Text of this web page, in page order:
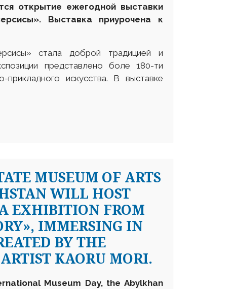
открытие ежегодной выставки
Выставка приурочена к
стала доброй традицией и
представлено боле 180-ти
искусства. В выставке
MUSEUM OF ARTS
WILL HOST
EXHIBITION FROM
IMMERSING IN
BY THE
KAORU MORI.
Museum Day, the Abylkhan